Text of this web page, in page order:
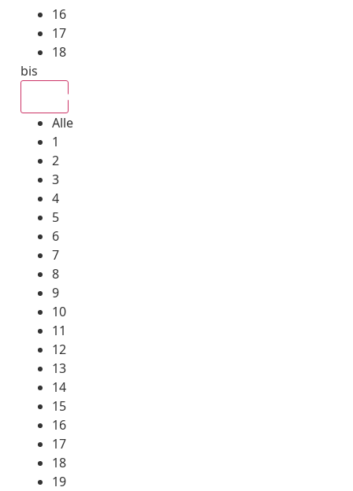
16
17
18
bis
Alle
1
2
3
4
5
6
7
8
9
10
11
12
13
14
15
16
17
18
19